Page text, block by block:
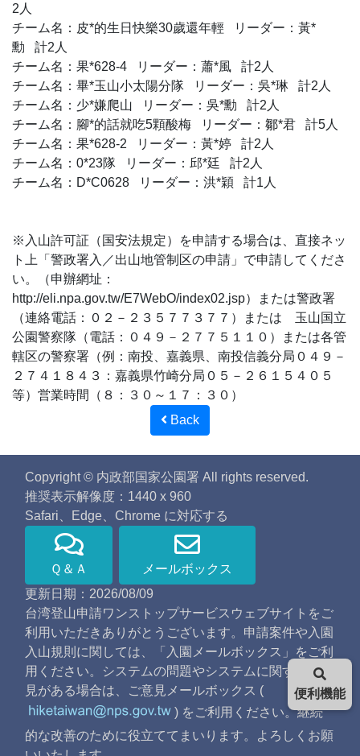
2人
チーム名：皮*的生日快樂30歲還年輕 リーダー：黃*
勳 計2人
チーム名：果*628-4 リーダー：蕭*風 計2人
チーム名：畢*玉山小太陽分隊 リーダー：吳*琳 計2人
チーム名：少*嫌爬山 リーダー：吳*勳 計2人
チーム名：腳*的話就吃5顆酸梅 リーダー：鄒*君 計5人
チーム名：果*628-2 リーダー：黃*婷 計2人
チーム名：0*23隊 リーダー：邱*廷 計2人
チーム名：D*C0628 リーダー：洪*穎 計1人
※入山許可証（国安法規定）を申請する場合は、直接ネッ
ト上「警政署入／出山地管制区の申請」で申請してくださ
い。（申辦網址：
http://eli.npa.gov.tw/E7WebO/index02.jsp）または警政署
（連絡電話：０２－２３５７７３７７）または 玉山国立
公園警察隊（電話：０４９－２７７５１１０）または各管
轄区の警察署（例：南投、嘉義県、南投信義分局０４９－
２７４１８４３：嘉義県竹崎分局０５－２６１５４０５
等）営業時間（８：３０～１７：３０）
Back
Copyright © 内政部国家公園署 All rights reserved.
推奨表示解像度：1440 x 960
Safari、Edge、Chrome に対応する
Ｑ＆Ａ
メールボックス
更新日期：2026/08/09
台湾登山申請ワンストップサービスウェブサイトをご
利用いただきありがとうございます。申請案件や入園
入山規則に関しては、「入園メールボックス」をご利
用ください。システムの問題やシステムに関するご意
見がある場合は、ご意見メールボックス (
) をご利用ください。継続
的な改善のために役立ててまいります。よろしくお願
便利機能